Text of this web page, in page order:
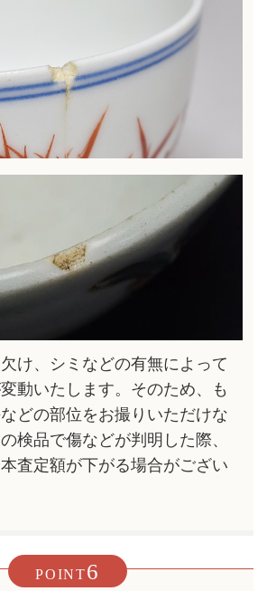
け、シミなどの有無によって
動いたします。そのため、も
どの部位をお撮りいただけな
検品で傷などが判明した際、
査定額が下がる場合がござい
POINT6